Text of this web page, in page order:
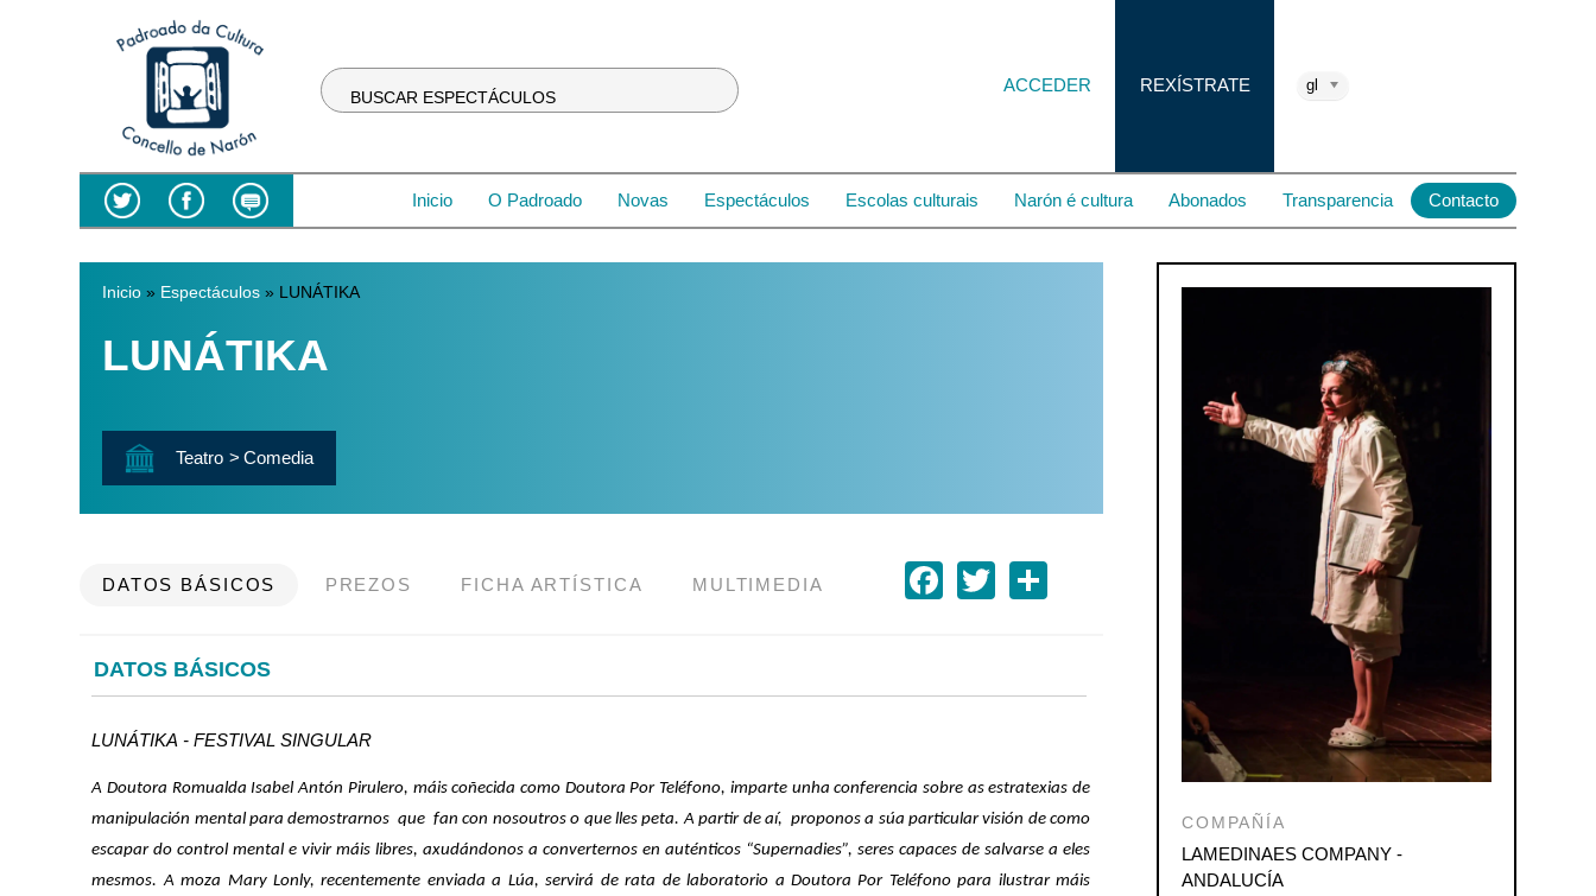
BUSCAR ESPECTÁCULOS
ACCEDER REXÍSTRATE gl
Inicio O Padroado Novas Espectáculos Escolas culturais Narón é cultura Abonados Transparencia Contacto
Vostede está aquí
Inicio» Espectáculos» LUNÁTIKA
LUNÁTIKA
Teatro Comedia
DATOS BÁSICOS PREZOS FICHA ARTÍSTICA MULTIMEDIA Facebook
TwitterShare
DATOS BÁSICOS
LUNÁTIKA - FESTIVAL SINGULAR
A Doutora Romualda Isabel Antón Pirulero, máis coñecida como Doutora Por Teléfono, imparte unha conferencia sobre as estratexias de
manipulación mental para demostrarnos que fan con nosoutros o que lles peta. A partir de aí, proponos a súa particular visión de como
escapar do control mental e vivir máis libres, axudándonos a converternos en auténticos “Supernadies”, seres capaces de salvarse a eles
mesmos. A moza Mary Lonly, recentemente enviada a Lúa, servirá de rata de laboratorio a Doutora Por Teléfono para ilustrar máis
COMPAÑÍA
LAMEDINAES COMPANY -
ANDALUCÍA